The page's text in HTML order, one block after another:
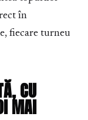
în
fiecare turneu
CU
MAI